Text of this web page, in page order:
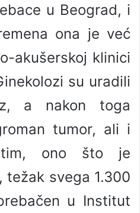
u Beograd, i
ona je već
akušerskoj klinici
su uradili
a nakon toga
tumor, ali i
ono što je
svega 1.300
u Institut